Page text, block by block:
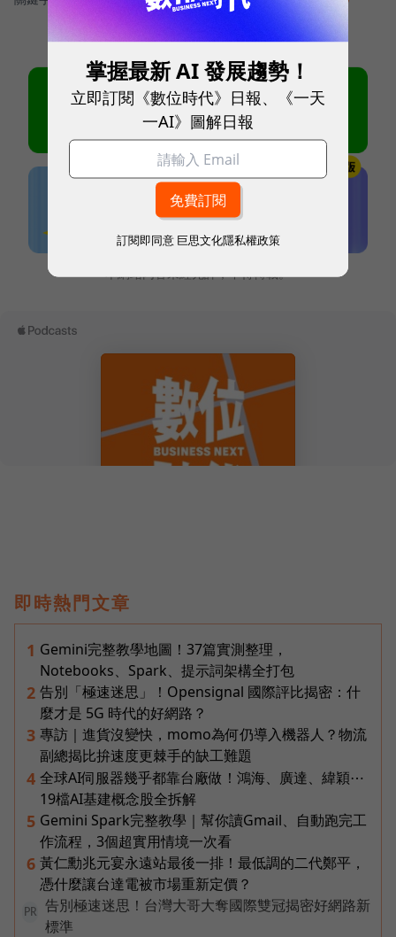
本網站內容未經允許，不得轉載。
即時熱門文章
1 Gemini完整教學地圖！37篇實測整理，
Notebooks、Spark、提示詞架構全打包
2 告別「極速迷思」！Opensignal 國際評比揭密：什
麼才是 5G 時代的好網路？
3 專訪｜進貨沒變快，momo為何仍導入機器人？物流
副總揭比拚速度更棘手的缺工難題
4 全球AI伺服器幾乎都靠台廠做！鴻海、廣達、緯穎⋯
19檔AI基建概念股全拆解
5 Gemini Spark完整教學｜幫你讀Gmail、自動跑完工
作流程，3個超實用情境一次看
6 黃仁勳兆元宴永遠站最後一排！最低調的二代鄭平，
憑什麼讓台達電被市場重新定價？
PR
告別極速迷思！台灣大哥大奪國際雙冠揭密好網路新
標準
掌握最新 AI 發展趨勢！
立即訂閱《數位時代》日報、《一天
一AI》圖解日報
訂閱即同意 巨思文化隱私權政策